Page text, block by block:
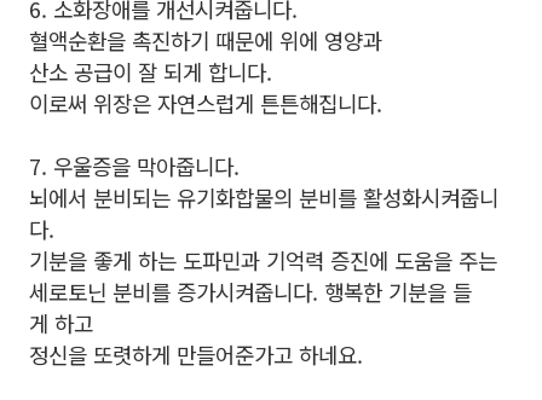
6. 소화장애를 개선시켜줍니다.
혈액순환을 촉진하기 때문에 위에 영양과
산소 공급이 잘 되게 합니다.
이로써 위장은 자연스럽게 튼튼해집니다.
7. 우울증을 막아줍니다.
뇌에서 분비되는 유기화합물의 분비를 활성화시켜줍니
다.
기분을 좋게 하는 도파민과 기억력 증진에 도움을 주는
세로토닌 분비를 증가시켜줍니다. 행복한 기분을 들
게 하고
정신을 또렷하게 만들어준가고 하네요.